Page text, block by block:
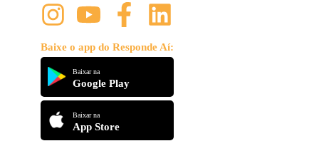
Baixe o app do Responde Aí:
Baixar na
Google Play
Baixar na
App Store